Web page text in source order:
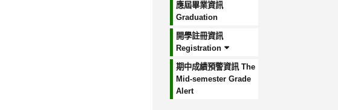
應屆畢業資訊
Graduation
開學註冊資訊
Registration
期中成績預警資訊 The
Mid-semester Grade
Alert